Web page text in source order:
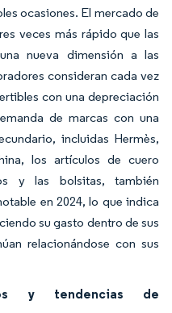
ocasiones. El mercado de
veces más rápido que las
nueva dimensión a las
consideran cada vez
con una depreciación
de marcas con una
incluidas Hermès,
los artículos de cuero
y las bolsitas, también
en 2024, lo que indica
su gasto dentro de sus
relacionándose con sus
y tendencias de